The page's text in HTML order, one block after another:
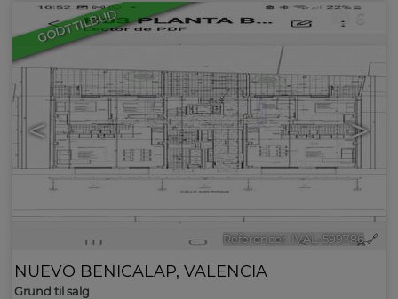
GODT TILBUD
< >
6
Referencer. IVAL-599786 🔗
NUEVO BENICALAP, VALENCIA
Grund til salg